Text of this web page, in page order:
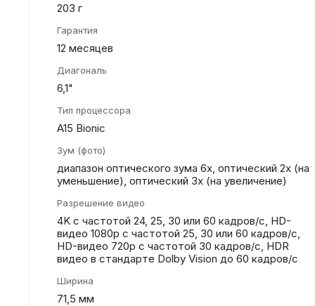
203 г
Гарантия
12 месяцев
Диагональ
6,1"
Тип процессора
A15 Bionic
Зум (фото)
диапазон оптического зума 6x, оптический 2x (на
уменьшение), оптический 3x (на увеличение)
Разрешение видео
4K с частотой 24, 25, 30 или 60 кадров/ с, HD-
видео 1080p с частотой 25, 30 или 60 кадров/ с,
HD-видео 720p с частотой 30 кадров/ с, HDR
видео в стандарте Dolby Vision до 60 кадров/ с
Ширина
71,5 мм